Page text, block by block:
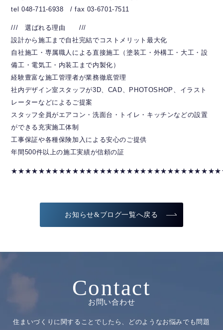
tel 048-711-6938 / fax 03-6701-7511
/// 選ばれる理由 ///
設計から施工まで自社完結でコストメリット最大化
自社施工・専属職人による直接施工（塗装工・外構工・大工・設
備工・電気工・内装工まで内製化）
経験豊富な施工管理者が業務徹底管理
社内デザイン室スタッフが3D、CAD、PHOTOSHOP、イラスト
レーターなどによるご提案
スタッフ全員がエアコン・洗面台・トイレ・キッチンなどの設置
ができる充実施工体制
工事保証や各種保険加入による安心のご提供
年間500件以上の施工実績が信頼の証
お知らせ&ブログ一覧へ戻る
Contact
お問い合わせ
住まいづくりに関することでしたら、どのようなお悩みでも問題